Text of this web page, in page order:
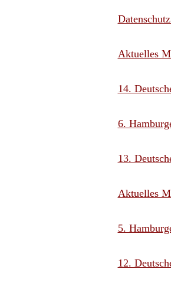
Aktuelles
14.
6.
13.
Aktuelles
5.
12.